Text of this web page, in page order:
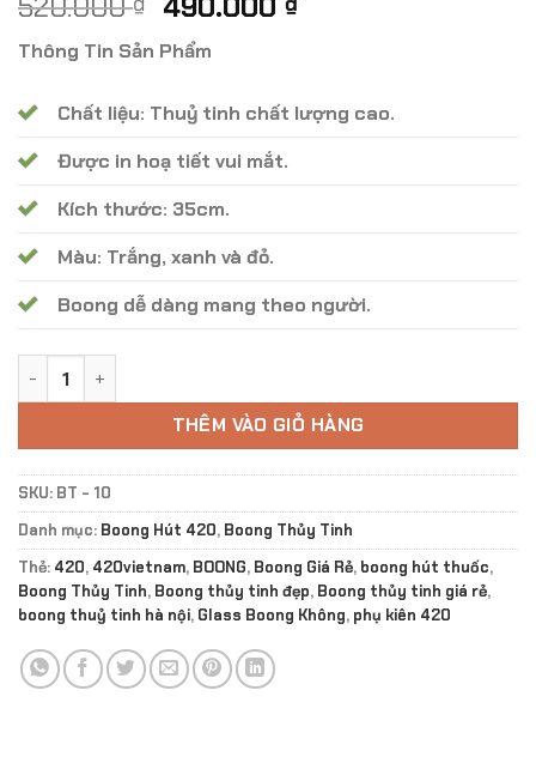
gốc
là:
490.000 ₫.
Thông Tin Sản Phẩm
Chất liệu: Thuỷ tinh chất lượng cao.
Được in hoạ tiết vui mắt.
Kích thước: 35cm.
Màu: Trắng, xanh và đỏ.
Boong dễ dàng mang theo người.
THÊM VÀO GIỎ HÀNG
SKU: BT - 10
Danh mục: Boong Hút 420, Boong Thủy Tinh
Thẻ: 420, 420vietnam, BOONG, Boong Giá Rẻ, boong hút thuốc,
Boong Thủy Tinh, Boong thủy tinh đẹp, Boong thủy tinh giá rẻ,
boong thuỷ tinh hà nội, Glass Boong Không, phụ kiên 420